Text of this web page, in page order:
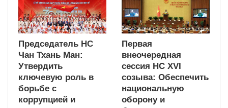
Председатель НС
Чан Тхань Ман:
Утвердить
ключевую роль в
борьбе с
коррупцией и
Первая
внеочередная
сессия НС XVI
созыва: Обеспечить
национальную
оборону и